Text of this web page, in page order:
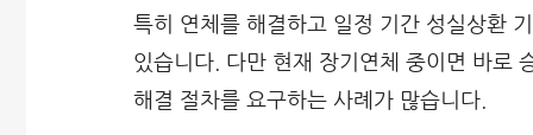
특히 연체를 해결하고 일정 기간 성실상환
있습니다. 다만 현재 장기연체 중이면 바로
해결 절차를 요구하는 사례가 많습니다.